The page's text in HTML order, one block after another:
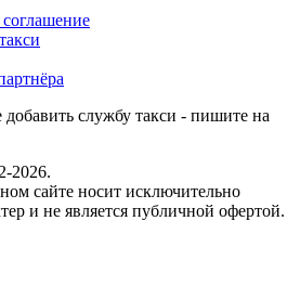
соглашение
службу такси - пишите на
2026.
сайте носит исключительно
и не является публичной офертой.